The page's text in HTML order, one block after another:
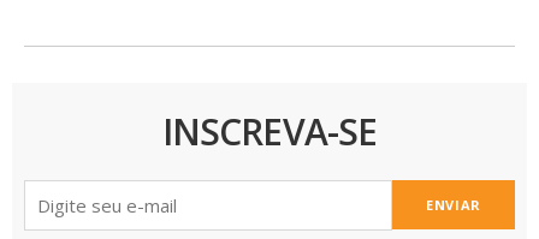
INSCREVA-SE
ENVIAR